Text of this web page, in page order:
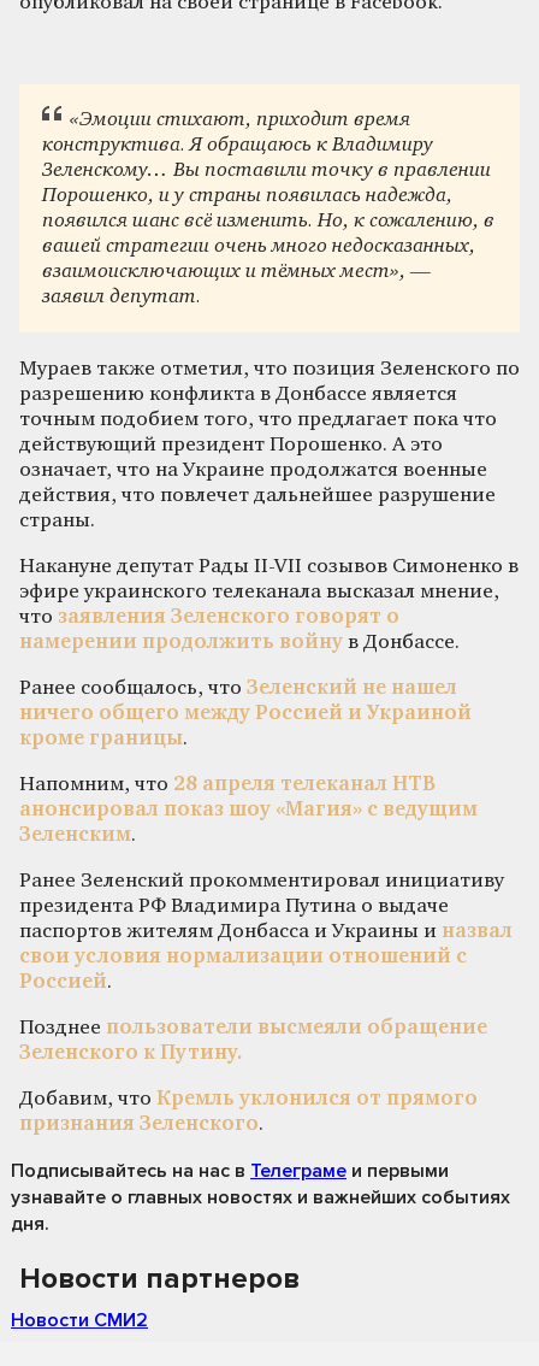
«Эмоции стихают, приходит время
конструктива. Я обращаюсь к Владимиру
Зеленскому… Вы поставили точку в правлении
Порошенко, и у страны появилась надежда,
появился шанс всё изменить. Но, к сожалению, в
вашей стратегии очень много недосказанных,
взаимоисключающих и тёмных мест», —
заявил депутат.
Мураев также отметил, что позиция Зеленского по
разрешению конфликта в Донбассе является
точным подобием того, что предлагает пока что
действующий президент Порошенко. А это
означает, что на Украине продолжатся военные
действия, что повлечет дальнейшее разрушение
страны.
Накануне депутат Рады II-VII созывов Симоненко в
эфире украинского телеканала высказал мнение,
что заявления Зеленского говорят о
намерении продолжить войну в Донбассе.
Ранее сообщалось, что Зеленский не нашел
ничего общего между Россией и Украиной
кроме границы.
Напомним, что 28 апреля телеканал НТВ
анонсировал показ шоу «Магия» с ведущим
Зеленским.
Ранее Зеленский прокомментировал инициативу
президента РФ Владимира Путина о выдаче
паспортов жителям Донбасса и Украины и назвал
свои условия нормализации отношений с
Россией.
Позднее пользователи высмеяли обращение
Зеленского к Путину.
Добавим, что Кремль уклонился от прямого
признания Зеленского.
Подписывайтесь на нас в Телеграме и первыми
узнавайте о главных новостях и важнейших событиях
дня.
Новости партнеров
Новости СМИ2